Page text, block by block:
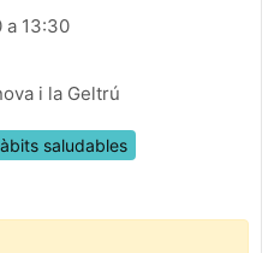
a 13:30
i la Geltrú
saludables